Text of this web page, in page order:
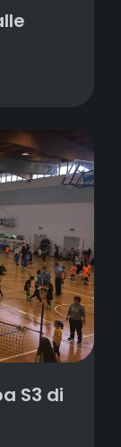
S3 di